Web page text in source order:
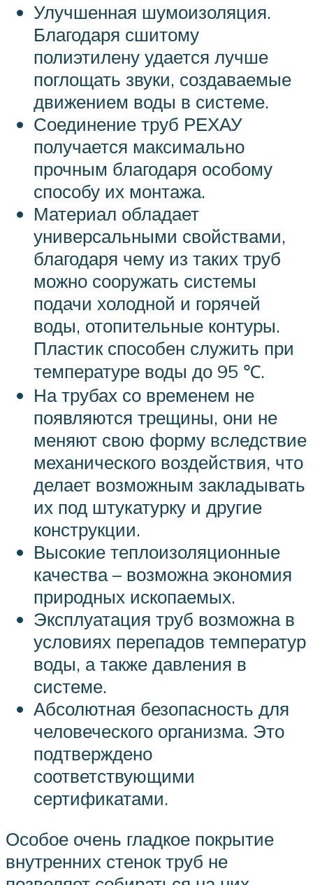
Улучшенная шумоизоляция.
Благодаря сшитому
полиэтилену удается лучше
поглощать звуки, создаваемые
движением воды в системе.
Соединение труб РЕХАУ
получается максимально
прочным благодаря особому
способу их монтажа.
Материал обладает
универсальными свойствами,
благодаря чему из таких труб
можно сооружать системы
подачи холодной и горячей
воды, отопительные контуры.
Пластик способен служить при
температуре воды до 95 ℃.
На трубах со временем не
появляются трещины, они не
меняют свою форму вследствие
механического воздействия, что
делает возможным закладывать
их под штукатурку и другие
конструкции.
Высокие теплоизоляционные
качества – возможна экономия
природных ископаемых.
Эксплуатация труб возможна в
условиях перепадов температур
воды, а также давления в
системе.
Абсолютная безопасность для
человеческого организма. Это
подтверждено
соответствующими
сертификатами.
Особое очень гладкое покрытие
внутренних стенок труб не